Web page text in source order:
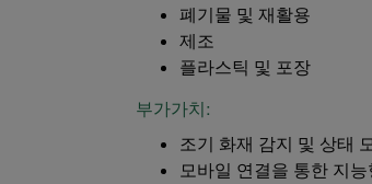
폐기물 및 재활용
제조
플라스틱 및 포장
부가가치:
조기 화재 감지 및 상태
모바일 연결을 통한 지